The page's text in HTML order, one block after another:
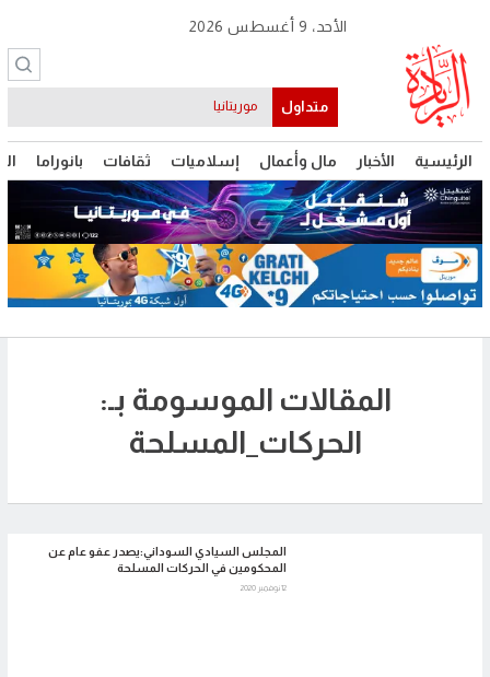
الرئيسية الأخبار مال وأعمال إسلاميات ثقافات بانوراما
الأحد، 9 أغسطس 2026
متداول موريتانيا
المقالات الموسومة بـ:
الحركات_المسلحة
المجلس السيادي السوداني:يصدر عفو عام عن
المحكومين في الحركات المسلحة
12 نوفمبر 2020